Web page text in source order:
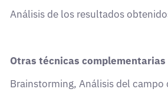
Análisis de los resultados
Otras técnicas
Brainstorming, Análisis del campo